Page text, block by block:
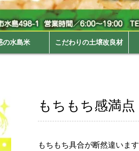
の水島米 こだわりの土壌改良材
もちもち感満
もちもち具合が断然違いま